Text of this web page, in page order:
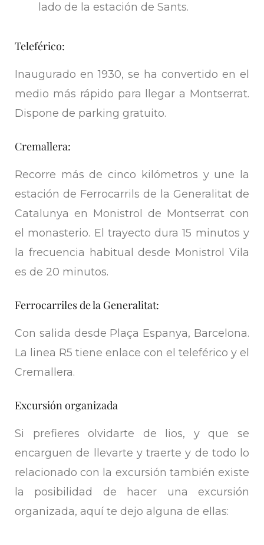
lado de la estación de Sants.
Teleférico:
Inaugurado en 1930, se ha convertido en el
medio más rápido para llegar a Montserrat.
Dispone de parking gratuito.
Cremallera:
Recorre más de cinco kilómetros y une la
estación de Ferrocarrils de la Generalitat de
Catalunya en Monistrol de Montserrat con
el monasterio. El trayecto dura 15 minutos y
la frecuencia habitual desde Monistrol Vila
es de 20 minutos.
Ferrocarriles de la Generalitat:
Con salida desde Plaça Espanya, Barcelona.
La linea R5 tiene enlace con el teleférico y el
Cremallera.
Excursión organizada
Si prefieres olvidarte de lios, y que se
encarguen de llevarte y traerte y de todo lo
relacionado con la excursión también existe
la posibilidad de hacer una excursión
organizada, aquí te dejo alguna de ellas: